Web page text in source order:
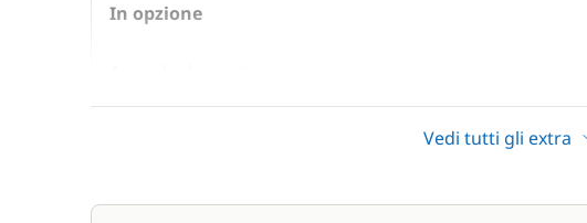
In opzione
Vedi tutti gli extra